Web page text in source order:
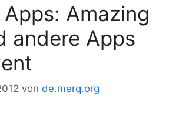
Amazing
andere Apps
von de.merq.org